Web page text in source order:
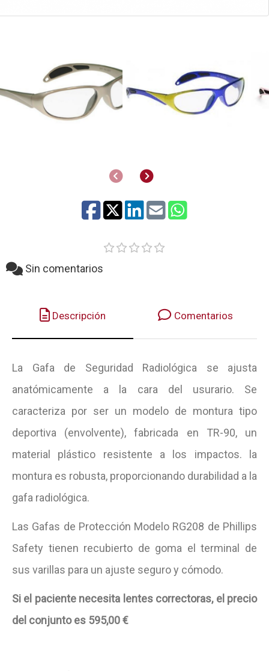
AnteriorSiguiente
Sin comentarios
Descripción Comentarios
La Gafa de Seguridad Radiológica se ajusta
anatómicamente a la cara del usurario. Se
caracteriza por ser un modelo de montura tipo
deportiva (envolvente), fabricada en TR-90, un
material plástico resistente a los impactos. la
montura es robusta, proporcionando durabilidad a la
gafa radiológica.
Las Gafas de Protección Modelo RG208 de Phillips
Safety tienen recubierto de goma el terminal de
sus varillas para un ajuste seguro y cómodo.
Si el paciente necesita lentes correctoras, el precio
del conjunto es 595,00 €